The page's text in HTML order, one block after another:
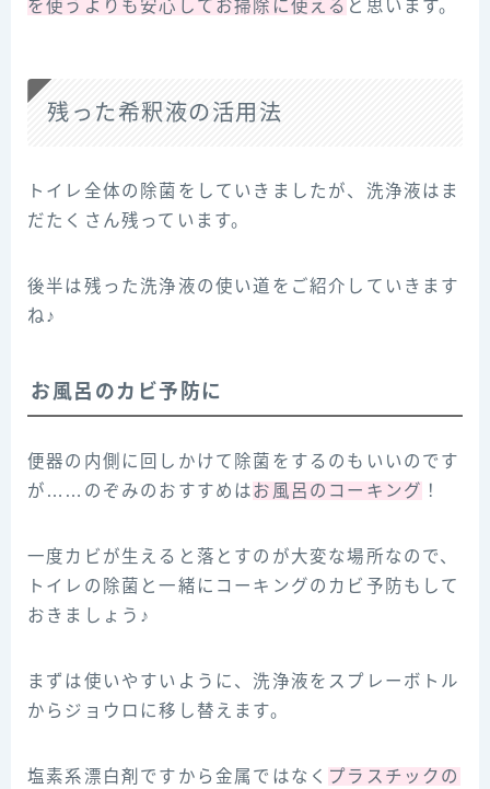
を使うよりも安心してお掃除に使える と思います。
残った希釈液の活用法
トイレ全体の除菌をしていきましたが、洗浄液はま
だたくさん残っています。
後半は残った洗浄液の使い道をご紹介していきます
ね♪
お風呂のカビ予防に
便器の内側に回しかけて除菌をするのもいいのです
が……のぞみのおすすめはお風呂のコーキング ！
一度カビが生えると落とすのが大変な場所なので、
トイレの除菌と一緒にコーキングのカビ予防もして
おきましょう♪
まずは使いやすいように、洗浄液をスプレーボトル
からジョウロに移し替えます。
塩素系漂白剤ですから金属ではなく プラスチックの